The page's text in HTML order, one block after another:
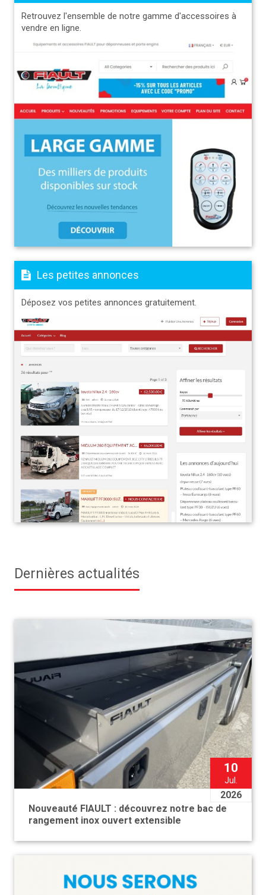
Retrouvez l'ensemble de notre gamme d'accessoires à
vendre en ligne.
Les petites annonces
Déposez vos petites annonces gratuitement.
Dernières actualités
10
Jul.
2026
Nouveauté FIAULT : découvrez notre bac de
rangement inox ouvert extensible